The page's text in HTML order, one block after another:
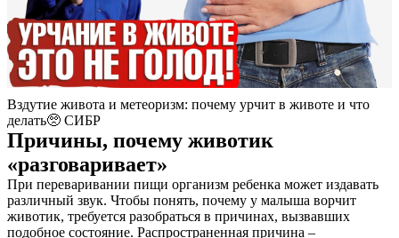
Вздутие живота и метеоризм: почему урчит в животе и что
делать🥺 СИБР
Причины, почему животик
«разговаривает»
При переваривании пищи организм ребенка может издавать
различный звук. Чтобы понять, почему у малыша ворчит
животик, требуется разобраться в причинах, вызвавших
подобное состояние. Распространенная причина –